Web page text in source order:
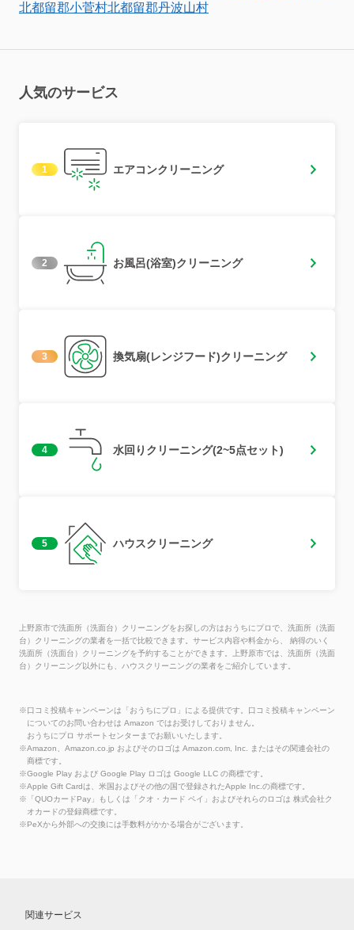
北都留郡小菅村北都留郡丹波山村
人気のサービス
1 エアコンクリーニング
2 お風呂(浴室)クリーニング
3 換気扇(レンジフード)クリーニング
4 水回りクリーニング(2~5点セット)
5 ハウスクリーニング
上野原市で洗面所（洗面台）クリーニングをお探しの方はおうちにプロで、洗面所（洗面
台）クリーニングの業者を一括で比較できます。サービス内容や料金から、 納得のいく
洗面所（洗面台）クリーニングを予約することができます。上野原市では、洗面所（洗面
台）クリーニング以外にも、ハウスクリーニングの業者をご紹介しています。
※口コミ投稿キャンペーンは「おうちにプロ」による提供です。口コミ投稿キャンペーン
についてのお問い合わせは Amazon ではお受けしておりません。
おうちにプロ サポートセンターまでお願いいたします。
※Amazon、Amazon.co.jp およびそのロゴは Amazon.com, Inc. またはその関連会社の
商標です。
※Google Play および Google Play ロゴは Google LLC の商標です。
※Apple Gift Cardは、米国およびその他の国で登録されたApple Inc.の商標です。
※「QUOカードPay」もしくは「クオ・カード ペイ」およびそれらのロゴは 株式会社ク
オカードの登録商標です。
※PeXから外部への交換には手数料がかかる場合がございます。
関連サービス